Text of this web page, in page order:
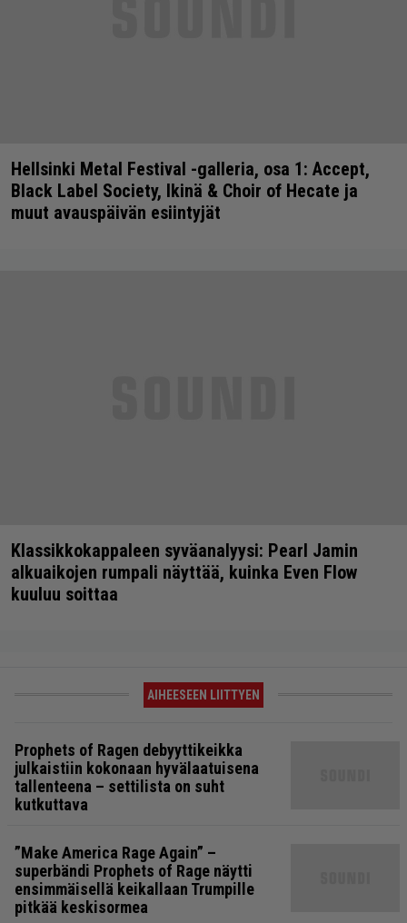
Hellsinki Metal Festival -galleria, osa 1: Accept,
Black Label Society, Ikinä & Choir of Hecate ja
muut avauspäivän esiintyjät
Klassikkokappaleen syväanalyysi: Pearl Jamin
alkuaikojen rumpali näyttää, kuinka Even Flow
kuuluu soittaa
AIHEESEEN LIITTYEN
Prophets of Ragen debyyttikeikka
julkaistiin kokonaan hyvälaatuisena
tallenteena – settilista on suht
kutkuttava
”Make America Rage Again” –
superbändi Prophets of Rage näytti
ensimmäisellä keikallaan Trumpille
pitkää keskisormea